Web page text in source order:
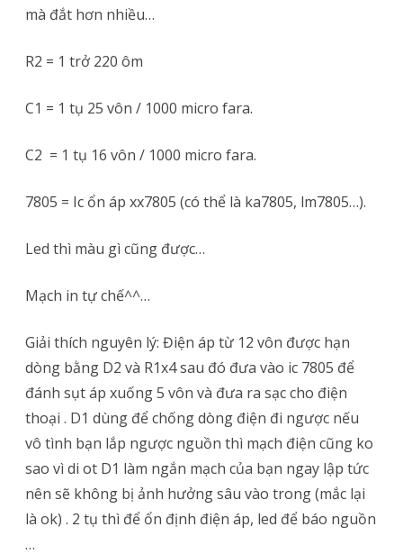
mà đắt hơn nhiều…
R2 = 1 trở 220 ôm
C1 = 1 tụ 25 vôn / 1000 micro fara.
C2 = 1 tụ 16 vôn / 1000 micro fara.
7805 = Ic ổn áp xx7805 (có thể là ka7805, lm7805…).
Led thì màu gì cũng được…
Mạch in tự chế^^…
Giải thích nguyên lý: Điện áp từ 12 vôn được hạn
dòng bằng D2 và R1x4 sau đó đưa vào ic 7805 để
đánh sụt áp xuống 5 vôn và đưa ra sạc cho điện
thoại . D1 dùng để chống dòng điện đi ngược nếu
vô tình bạn lắp ngược nguồn thì mạch điện cũng ko
sao vì di ot D1 làm ngắn mạch của bạn ngay lập tức
nên sẽ không bị ảnh hưởng sâu vào trong (mắc lại
là ok) . 2 tụ thì để ổn định điện áp, led để báo nguồn
…